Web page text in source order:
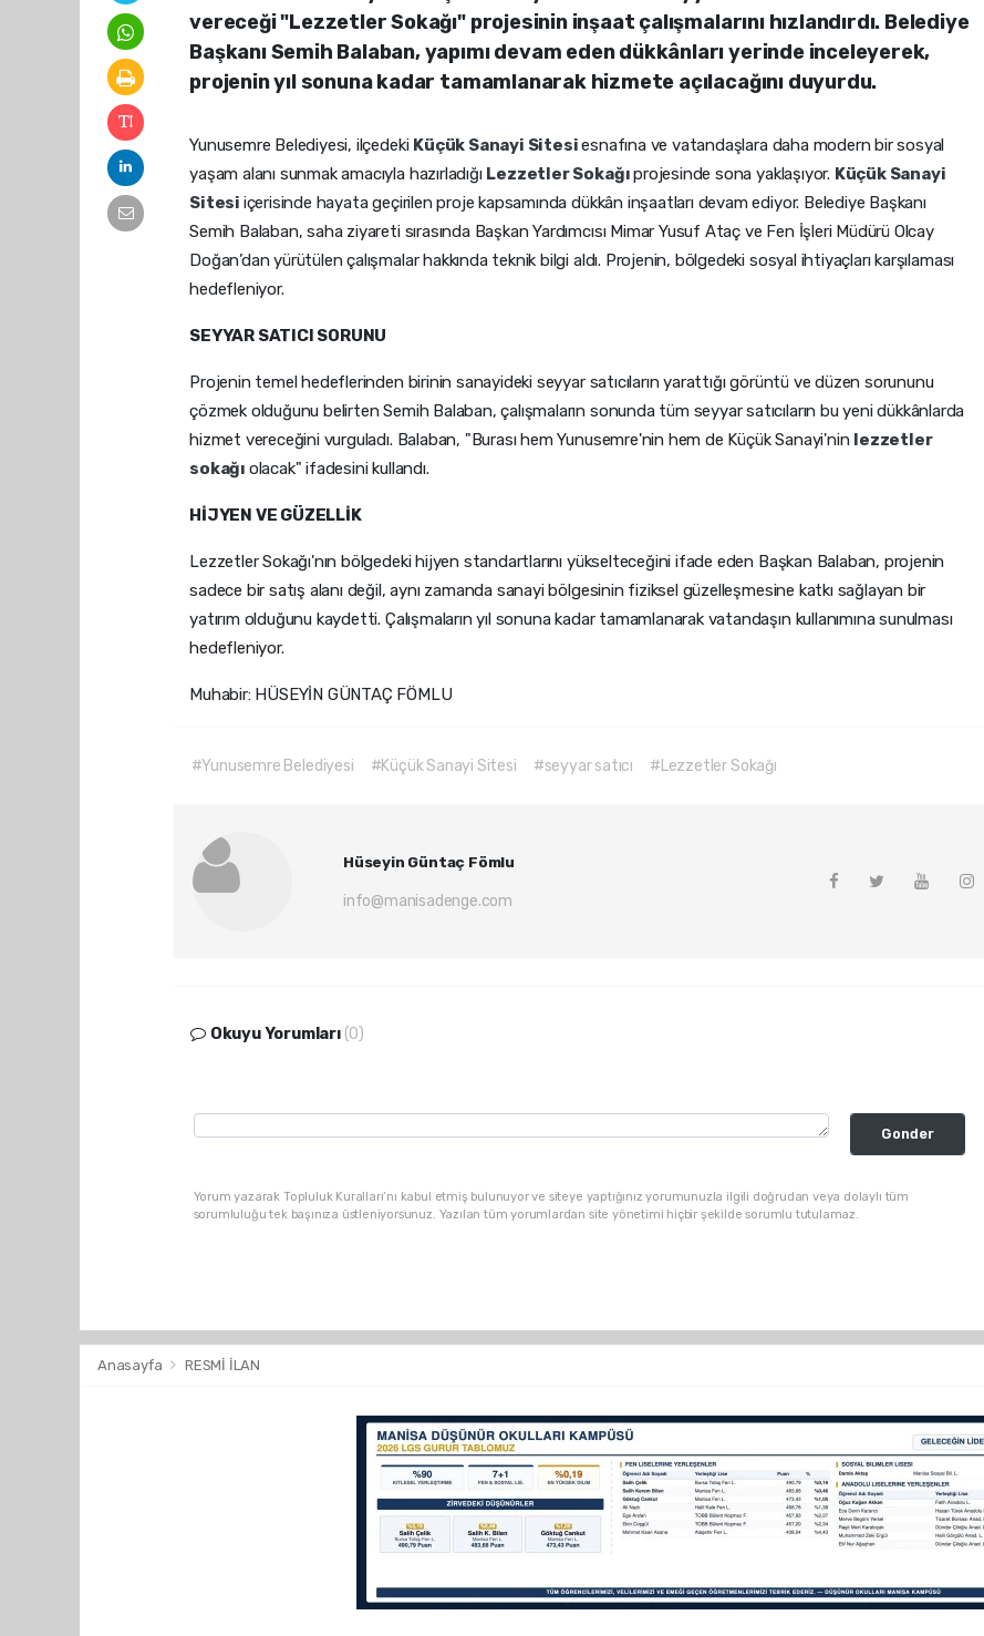
vereceği "Lezzetler Sokağı" projesinin inşaat çalışmalarını hızlandırdı. Belediye
Başkanı Semih Balaban, yapımı devam eden dükkânları yerinde inceleyerek,
projenin yıl sonuna kadar tamamlanarak hizmete açılacağını duyurdu.
Yunusemre Belediyesi, ilçedeki Küçük Sanayi Sitesiesnafına ve vatandaşlara daha modern bir sosyal
yaşam alanı sunmak amacıyla hazırladığı Lezzetler Sokağıprojesinde sona yaklaşıyor. Küçük Sanayi
Sitesi içerisinde hayata geçirilen proje kapsamında dükkân inşaatları devam ediyor. Belediye Başkanı
Semih Balaban, saha ziyareti sırasında Başkan Yardımcısı Mimar Yusuf Ataç ve Fen İşleri Müdürü Olcay
Doğan’dan yürütülen çalışmalar hakkında teknik bilgi aldı. Projenin, bölgedeki sosyal ihtiyaçları karşılaması
hedefleniyor.
SEYYAR SATICI SORUNU
Projenin temel hedeflerinden birinin sanayideki seyyar satıcıların yarattığı görüntü ve düzen sorununu
çözmek olduğunu belirten Semih Balaban, çalışmaların sonunda tüm seyyar satıcıların bu yeni dükkânlarda
hizmet vereceğini vurguladı. Balaban, "Burası hem Yunusemre'nin hem de Küçük Sanayi'nin lezzetler
sokağı olacak" ifadesini kullandı.
HİJYEN VE GÜZELLİK
Lezzetler Sokağı'nın bölgedeki hijyen standartlarını yükselteceğini ifade eden Başkan Balaban, projenin
sadece bir satış alanı değil, aynı zamanda sanayi bölgesinin fiziksel güzelleşmesine katkı sağlayan bir
yatırım olduğunu kaydetti. Çalışmaların yıl sonuna kadar tamamlanarak vatandaşın kullanımına sunulması
hedefleniyor.
Muhabir: HÜSEYİN GÜNTAÇ FÖMLU
#Yunusemre Belediyesi #Küçük Sanayi Sitesi #seyyar satıcı #Lezzetler Sokağı
Hüseyin Güntaç Fömlu
info@manisadenge.com
Okuyu Yorumları (0)
Gonder
Yorum yazarak Topluluk Kuralları’nı kabul etmiş bulunuyor ve siteye yaptığınız yorumunuzla ilgili doğrudan veya dolaylı tüm
sorumluluğu tek başınıza üstleniyorsunuz. Yazılan tüm yorumlardan site yönetimi hiçbir şekilde sorumlu tutulamaz.
Anasayfa RESMİ İLAN